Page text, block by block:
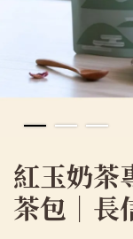
紅玉奶茶
茶包｜長